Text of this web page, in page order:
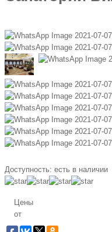
Доступность: есть в наличии
Цены
от